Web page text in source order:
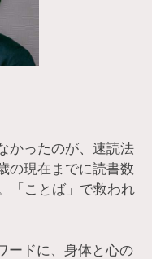
かったのが、速読法
の現在までに読書数
「ことば」で救われ
ードに、身体と心の